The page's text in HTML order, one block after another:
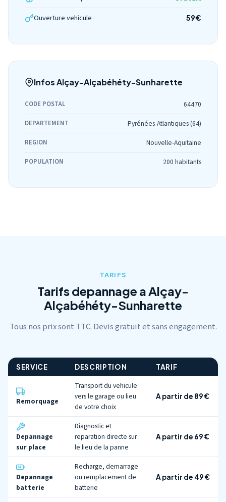
Ouverture vehicule 59€
Infos Alçay-Alçabéhéty-Sunharette
CODE POSTAL 64470
DEPARTEMENT Pyrénées-Atlantiques (64)
REGION Nouvelle-Aquitaine
POPULATION 200 habitants
TARIFS
Tarifs depannage a Alçay-
Alçabéhéty-Sunharette
Tous nos prix sont TTC. Devis gratuit et sans engagement.
SERVICE DESCRIPTION TARIF
Remorquage
Transport du vehicule
vers le garage ou lieu
de votre choix
A partir de 89 €
Depannage
sur place
Diagnostic et
reparation directe sur
le lieu de la panne
A partir de 69 €
Depannage
batterie
Recharge, demarrage
ou remplacement de
batterie
A partir de 49 €